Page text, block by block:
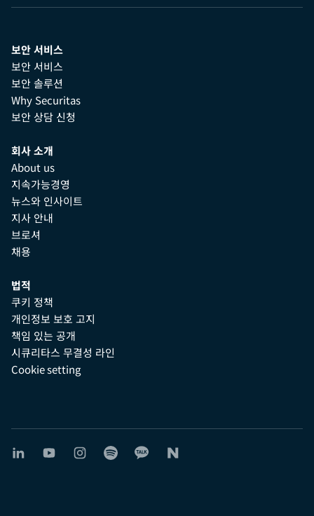
보안 서비스
보안 서비스
보안 솔루션
Why Securitas
보안 상담 신청
회사 소개
About us
지속가능경영
뉴스와 인사이트
지사 안내
브로셔
채용
법적
쿠키 정책
개인정보 보호 고지
책임 있는 공개
시큐리타스 무결성 라인
Cookie setting